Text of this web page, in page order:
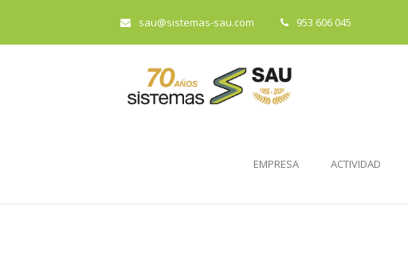
sau@sistemas-sau.com 953 606 045
EMPRESA ACTIVIDAD